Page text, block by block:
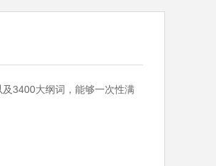
3400大纲词，能够一次性满